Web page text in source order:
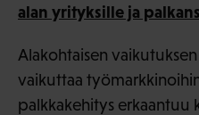
alan yrityksille ja
Alakohtaisen
vaikuttaa
palkkakehitys erkaantuu